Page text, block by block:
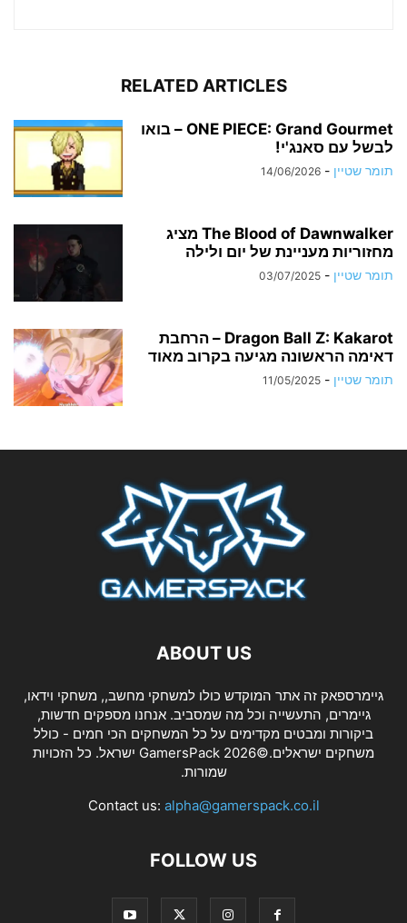
RELATED ARTICLES
ONE PIECE: Grand Gourmet – בואו
לבשל עם סאנג'י!
תומר שטיין -
14/06/2026
The Blood of Dawnwalker מציג
מחזוריות מעניינת של יום ולילה
תומר שטיין -
03/07/2025
Dragon Ball Z: Kakarot – הרחבת
דאימה הראשונה מגיעה בקרוב מאוד
תומר שטיין -
11/05/2025
ABOUT US
גיימרספאק זה אתר המוקדש כולו למשחקי מחשב,, משחקי וידאו,
גיימרים, התעשייה וכל מה שמסביב. אנחנו מספקים חדשות,
ביקורות ומבטים מקדימים על כל המשחקים הכי חמים - כולל
משחקים ישראלים.©2026 GamersPack ישראל. כל הזכויות
שמורות.
Contact us: alpha@gamerspack.co.il
FOLLOW US